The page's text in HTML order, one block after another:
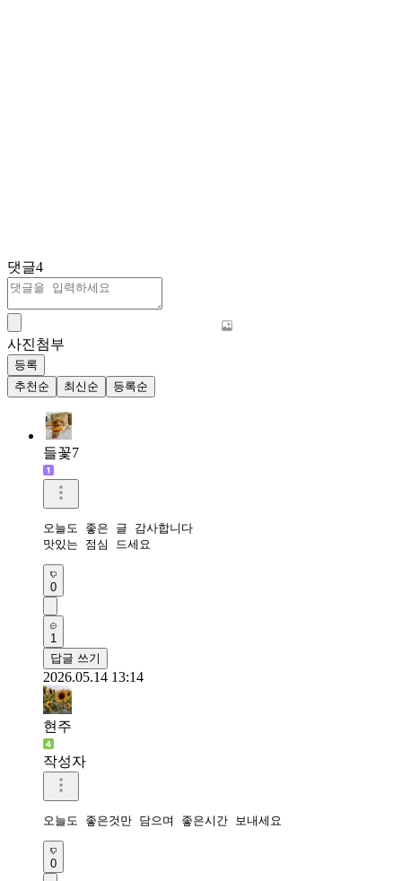
댓글4
사진첨부
등록
추천순
최신순 등록순
들꽃7
오늘도 좋은 글 감사합니다
맛있는 점심 드세요
0
1
답글 쓰기
2026.05.14 13:14
현주
작성자
오늘도 좋은것만 담으며 좋은시간 보내세요
0